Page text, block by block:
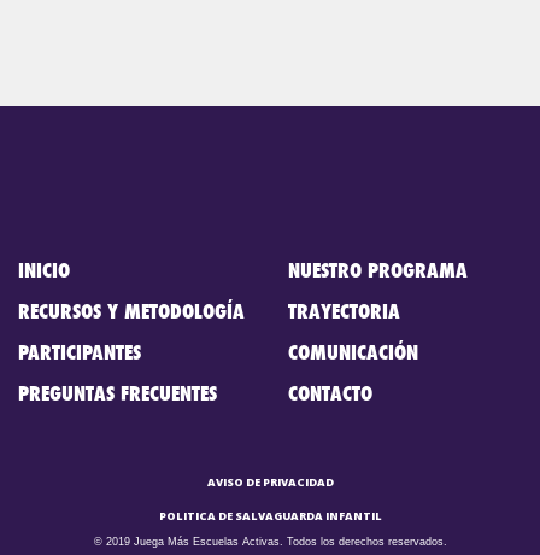
INICIO
NUESTRO PROGRAMA
RECURSOS Y METODOLOGÍA
TRAYECTORIA
PARTICIPANTES
COMUNICACIÓN
PREGUNTAS FRECUENTES
CONTACTO
AVISO DE PRIVACIDAD
POLITICA DE SALVAGUARDA INFANTIL
© 2019 Juega MásEscuelas Activas. Todos los derechos reservados.